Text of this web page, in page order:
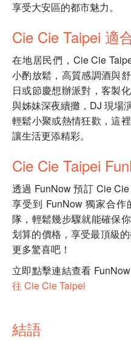
享受大安區的都市魅力。
Cie Cie Taipei 適
在地居民們，Cie Cie
小酌放鬆，高質感調酒與
日或節慶想辦派對，客製
與姊妹深夜續攤，DJ 現場
輕鬆小聚或熱情狂歡，這
讓生活更添精彩。
Cie Cie Taipei
透過 FunNow 預訂 Cie
享受到 FunNow 獨家合
隊，輕鬆幾步驟就能確保
划算的價格，享受最頂級
更多驚喜吧！
立即點擊連結查看
往 Cie Cie Taipei
結語